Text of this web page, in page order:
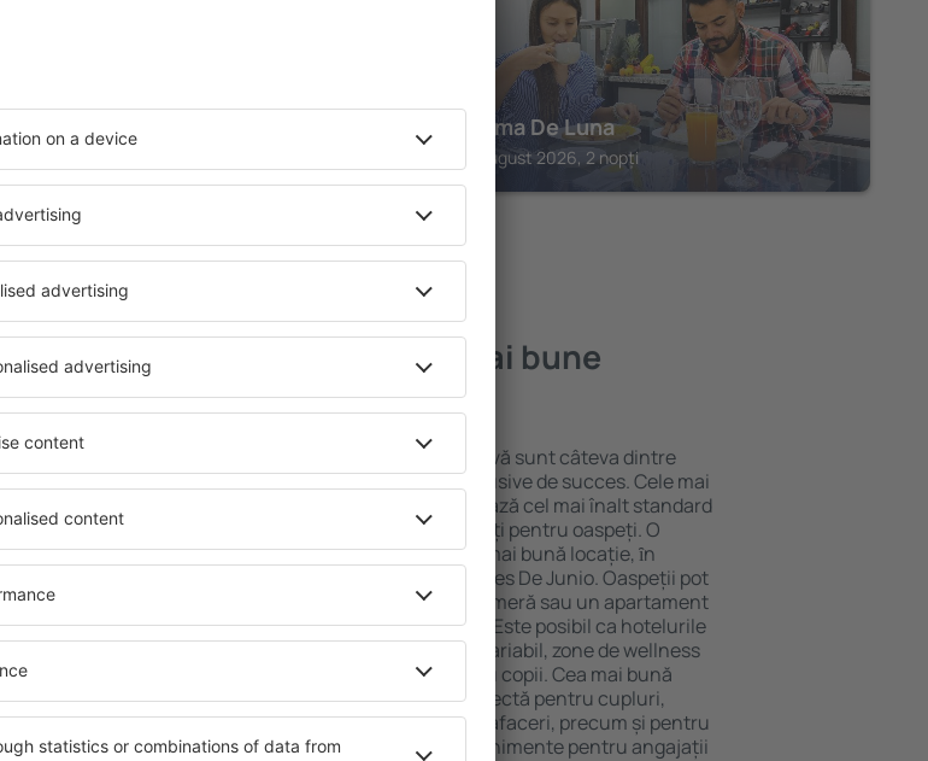
La Casona del Cafetal Hotel Alma De Luna
Orosi, 14 august 2026, 2 nopți
multe hoteluri Tres De Junio
puteți
plată
atât
vizitaţi şi
și
de
Tres De Junio – cele mai bune
hoteluri
O varietate de servicii și o locație atractivă sunt câteva dintre
elementele cheie ale unui hotel All-Inclusive de succes. Cele mai
bune hoteluri din Tres De Junio garantează cel mai înalt standard
pentru servicii și o gamă largă de facilități pentru oaspeți. O
cazare cu standarde ridicate oferă cea mai bună locație, ȋn
apropiere de principalele distracţii din Tres De Junio. Oaspeții pot
folosi parcarea gratuită și pot alege o cameră sau un apartament
care să corespundă perfect nevoilor lor. Este posibil ca hotelurile
cu standarde ȋnalte să ofere un meniu variabil, zone de wellness
precum spa și fitness, și activități pentru copii. Cea mai bună
cazare Tres De Junio este o alegere perfectă pentru cupluri,
familii și persoane aflate în călătorie de afaceri, precum și pentru
companii care doresc să organizeze evenimente pentru angajații